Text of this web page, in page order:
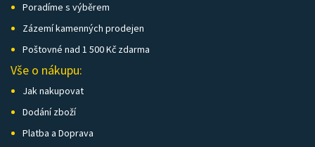
Poradíme s výběrem
Zázemí kamenných prodejen
Poštovné nad 1 500 Kč zdarma
Vše o nákupu:
Jak nakupovat
Dodání zboží
Platba a Doprava